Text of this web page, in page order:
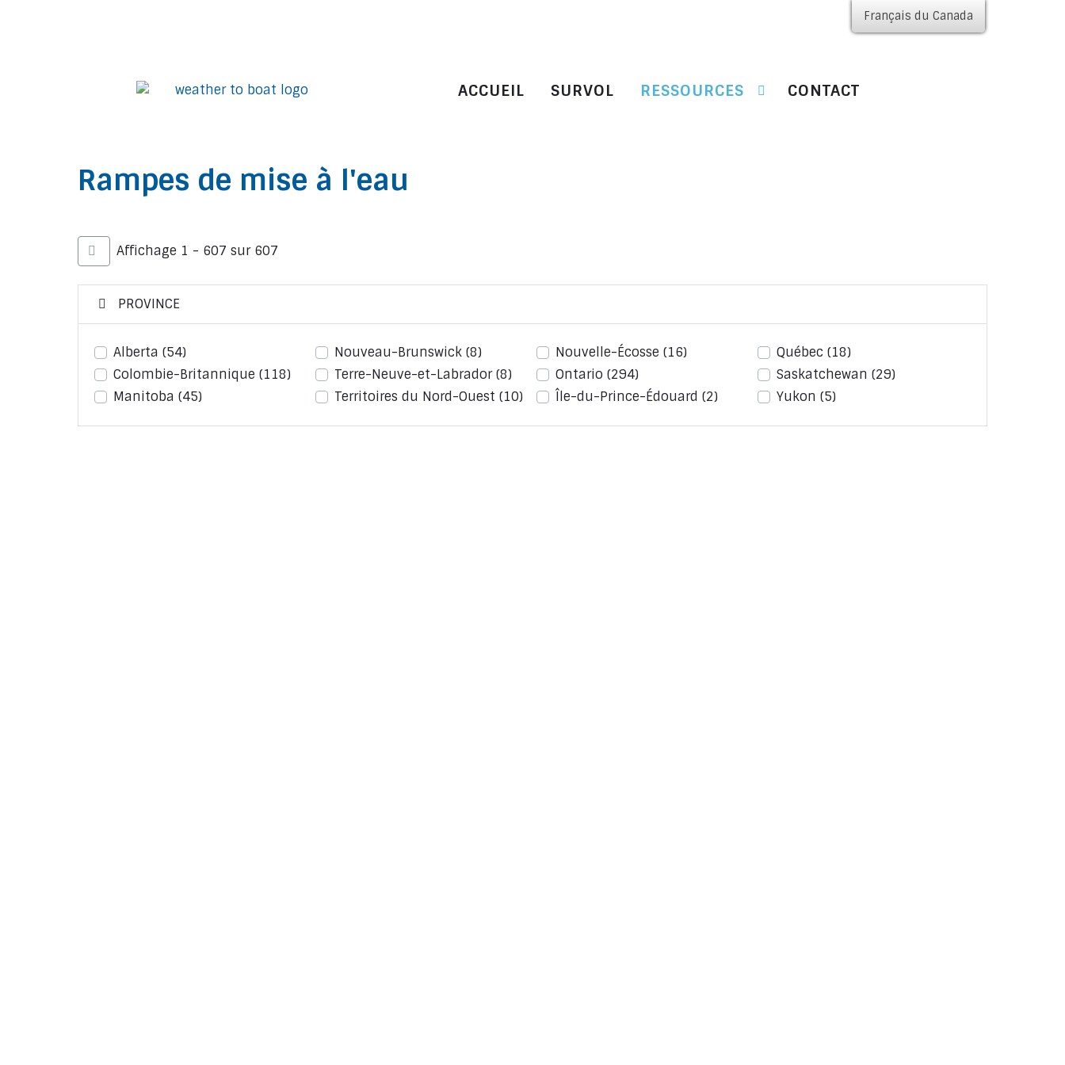
ACCUEIL SURVOL RESSOURCES CONTACT
Rampes de mise à l'eau
Affichage 1 - 607 sur 607
PROVINCE
Alberta (54)
Colombie-Britannique (118)
Manitoba (45)
Nouveau-Brunswick (8)
Terre-Neuve-et-Labrador(8)
Territoires du Nord-Ouest (10)
Nouvelle-Écosse (16)
Ontario (294)
Île-du-Prince-Édouard (2)
Québec (18)
Saskatchewan (29)
Yukon (5)
Français du Canada